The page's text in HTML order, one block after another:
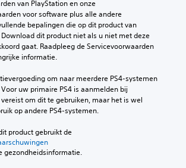
van PlayStation en onze
voor software plus alle andere
bepalingen die op dit product van
dit product niet als u niet met deze
gaat. Raadpleeg de Servicevoorwaarden
informatie.
om naar meerdere PS4-systemen
uw primaire PS4 is aanmelden bij
om dit te gebruiken, maar het is wel
op andere PS4-systemen.
product gebruikt de
gezondheidsinformatie.